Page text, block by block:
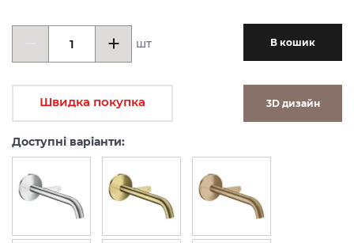
шт В кошик
Швидка покупка 3D дизайн
Доступні варіанти: